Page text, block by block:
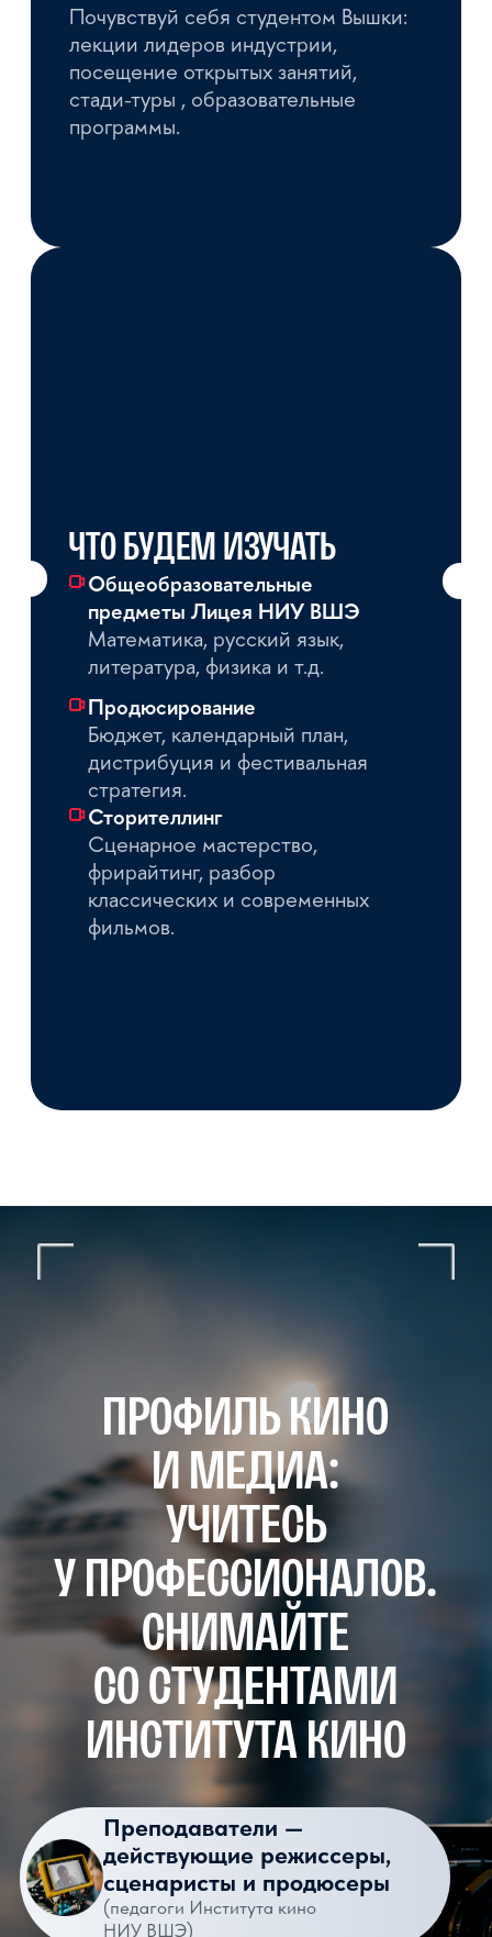
ЧТО ВЫ ПОЛУЧИТЕ
НА ВЫХОДЕ:
КАК СТАТЬ
ЛИЦЕИСТОМ
НАПРАВЛЕНИЯ
«КИНО И МЕДИА»?
Готовность
к вступительным
(Творческое задание +
Собеседование)
Знания для сдачи ЕГЭ
по Литературе и Русскому
языку
ШАГ 1
Подать заявку
на сайте Лицея
(выбор направления
ПОДАТЬ ЗАЯВКУ
Подайте заявку на программу.
С вами свяжется менеджер
и ответит на все вопросы про
поступление, вступительные
испытания и обучение в Лицее НИУ